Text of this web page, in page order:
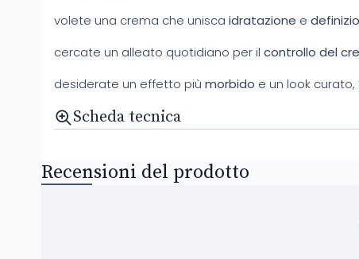
volete una crema che unisca idratazione e
cercate un alleato quotidiano per il controllo del
desiderate un effetto più morbido e un look
Scheda tecnica
Recensioni del prodotto